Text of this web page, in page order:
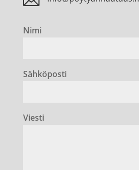
Nimi
Sähköposti
Viesti